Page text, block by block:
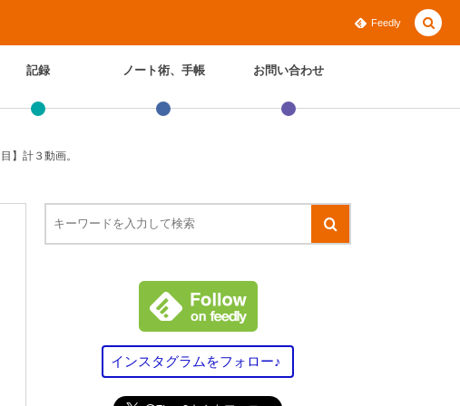
Feedly
記録 ノート術、手帳 お問い合わせ
】計３動画。
インスタグラムをフォロー♪